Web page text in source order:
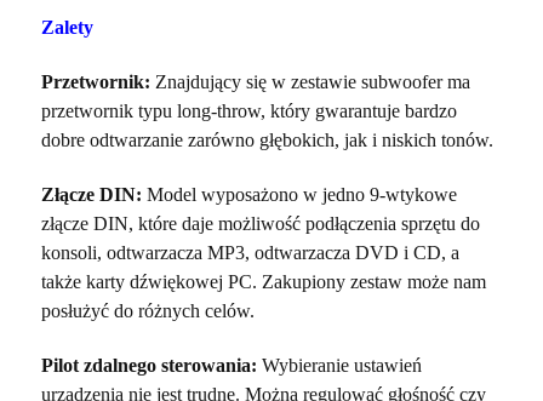
Zalety
Przetwornik: Znajdujący się w zestawie subwoofer ma
przetwornik typu long-throw, który gwarantuje bardzo
dobre odtwarzanie zarówno głębokich, jak i niskich tonów.
Złącze DIN: Model wyposażono w jedno 9-wtykowe
złącze DIN, które daje możliwość podłączenia sprzętu do
konsoli, odtwarzacza MP3, odtwarzacza DVD i CD, a
także karty dźwiękowej PC. Zakupiony zestaw może nam
posłużyć do różnych celów.
Pilot zdalnego sterowania: Wybieranie ustawień
urządzenia nie jest trudne. Można regulować głośność czy